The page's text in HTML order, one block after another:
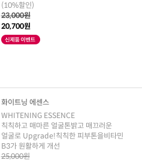
(10%할인)
23,000원
20,700원
화이트닝 에센스
WHITENING ESSENCE
칙칙하고 매마른 얼굴톤밝고 매끄러운
얼굴로 Upgrade!칙칙한 피부톤을비타민
B3가 원활하게 개선
25,000원